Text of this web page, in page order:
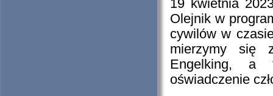
19 kwietnia
Olejnik w
cywilów w
mierzymy się
Engelking, a
oświadczenie